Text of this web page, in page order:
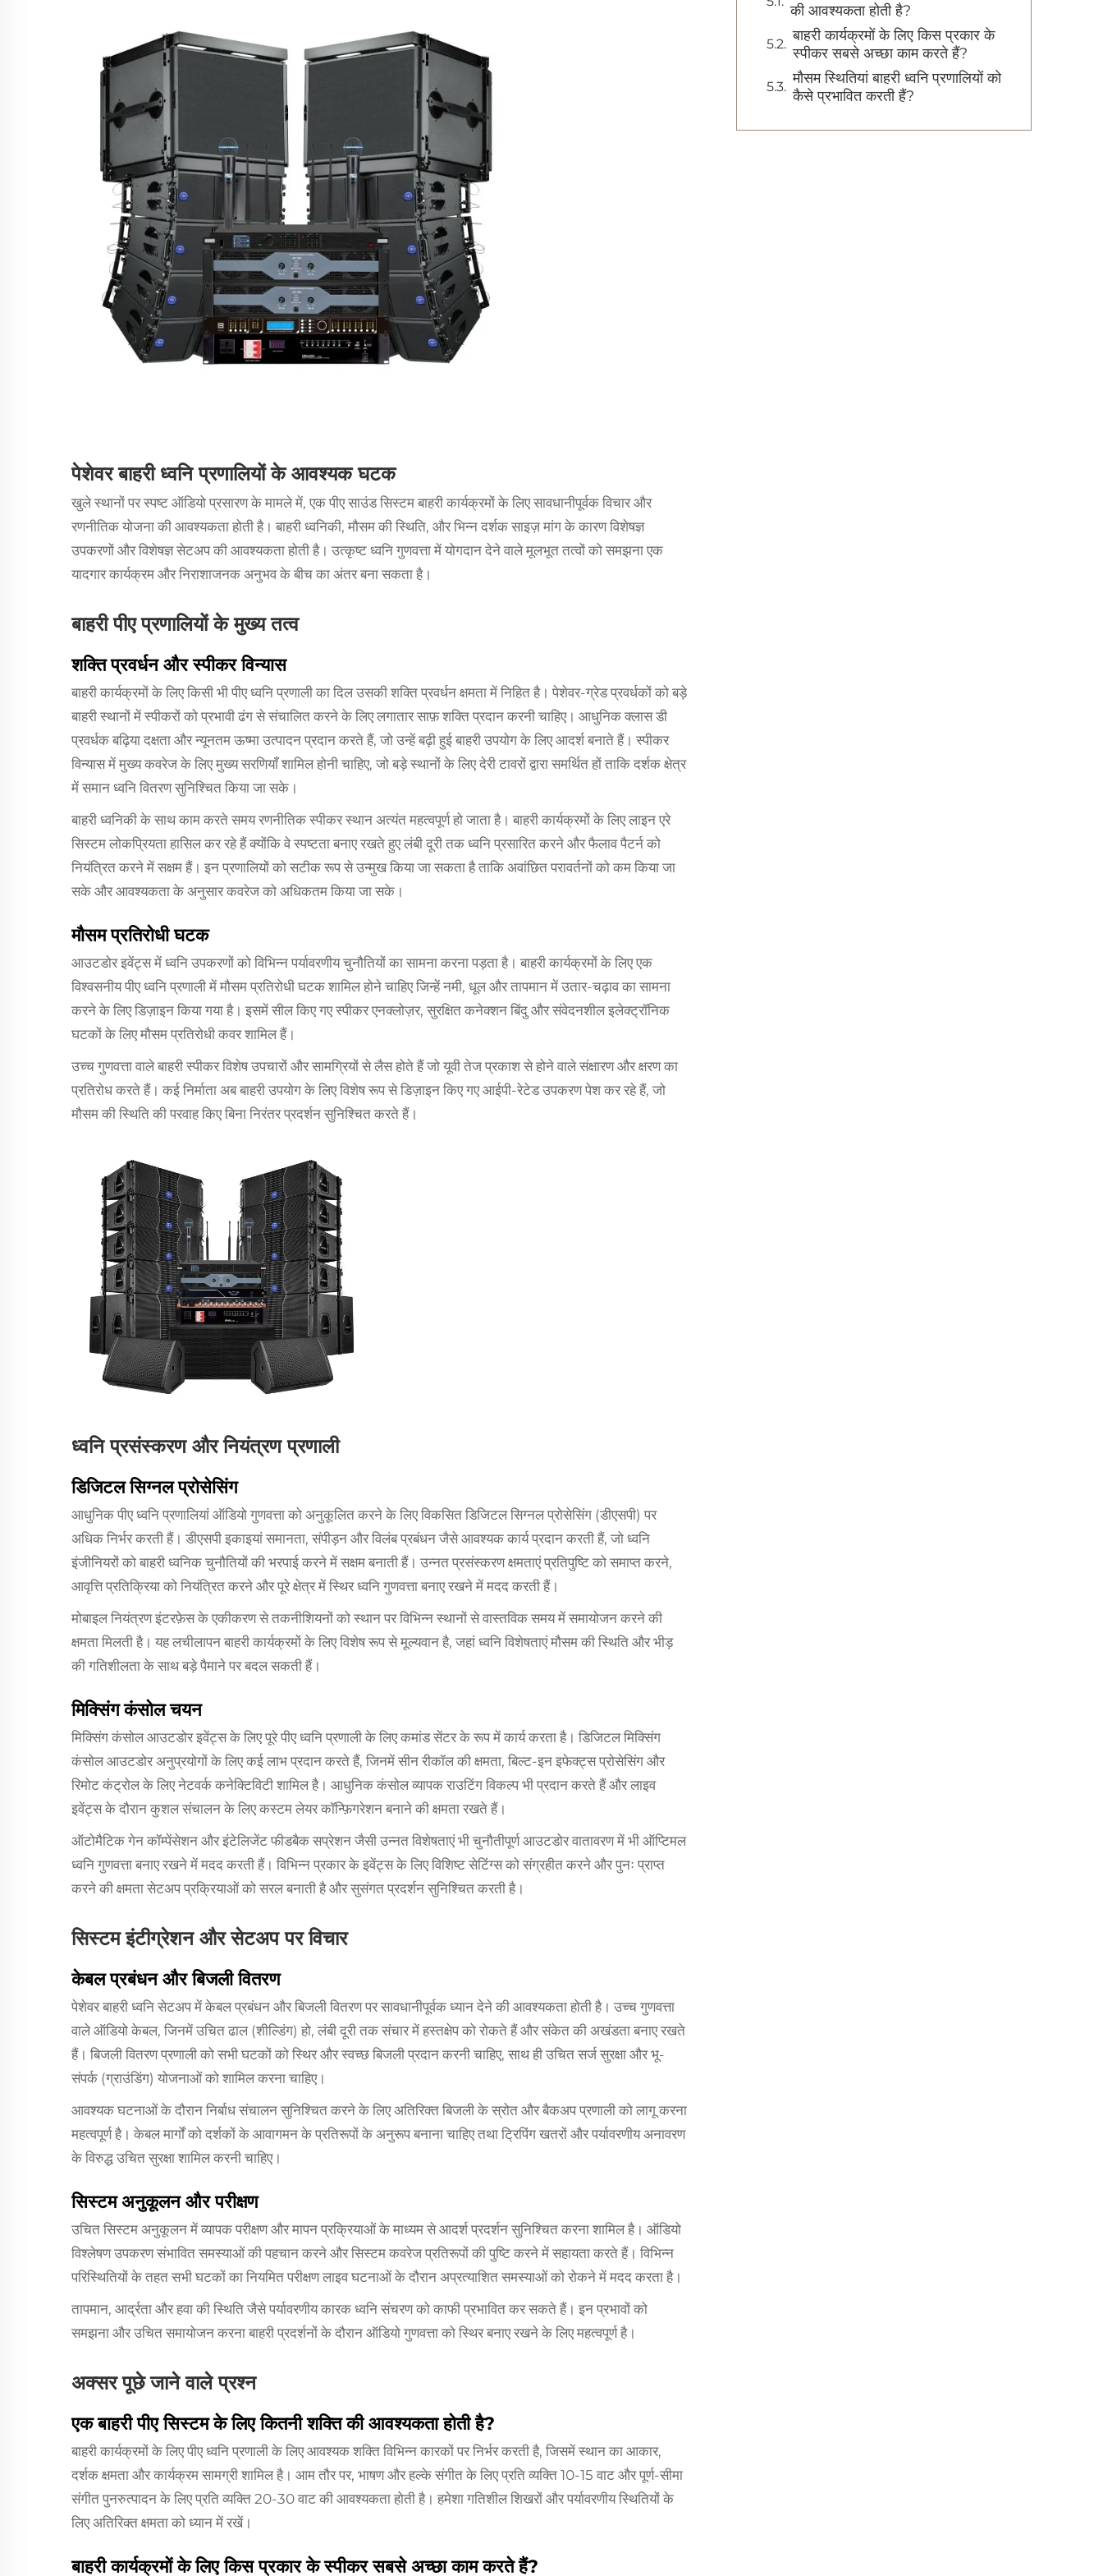
पेशेवर बाहरी ध्वनि प्रणालियों के आवश्यक घटक
खुले स्थानों पर स्पष्ट ऑडियो प्रसारण के मामले में, एक पीए साउंड सिस्टम बाहरी कार्यक्रमों के लिए सावधानीपूर्वक विचार और
रणनीतिक योजना की आवश्यकता होती है। बाहरी ध्वनिकी, मौसम की स्थिति, और भिन्न दर्शक साइज़ मांग के कारण विशेषज्ञ
उपकरणों और विशेषज्ञ सेटअप की आवश्यकता होती है। उत्कृष्ट ध्वनि गुणवत्ता में योगदान देने वाले मूलभूत तत्वों को समझना एक
यादगार कार्यक्रम और निराशाजनक अनुभव के बीच का अंतर बना सकता है।
बाहरी पीए प्रणालियों के मुख्य तत्व
शक्ति प्रवर्धन और स्पीकर विन्यास
बाहरी कार्यक्रमों के लिए किसी भी पीए ध्वनि प्रणाली का दिल उसकी शक्ति प्रवर्धन क्षमता में निहित है। पेशेवर-ग्रेड प्रवर्धकों को बड़े
बाहरी स्थानों में स्पीकरों को प्रभावी ढंग से संचालित करने के लिए लगातार साफ़ शक्ति प्रदान करनी चाहिए। आधुनिक क्लास डी
प्रवर्धक बढ़िया दक्षता और न्यूनतम ऊष्मा उत्पादन प्रदान करते हैं, जो उन्हें बढ़ी हुई बाहरी उपयोग के लिए आदर्श बनाते हैं। स्पीकर
विन्यास में मुख्य कवरेज के लिए मुख्य सरणियाँ शामिल होनी चाहिए, जो बड़े स्थानों के लिए देरी टावरों द्वारा समर्थित हों ताकि दर्शक क्षेत्र
में समान ध्वनि वितरण सुनिश्चित किया जा सके।
बाहरी ध्वनिकी के साथ काम करते समय रणनीतिक स्पीकर स्थान अत्यंत महत्वपूर्ण हो जाता है। बाहरी कार्यक्रमों के लिए लाइन एरे
सिस्टम लोकप्रियता हासिल कर रहे हैं क्योंकि वे स्पष्टता बनाए रखते हुए लंबी दूरी तक ध्वनि प्रसारित करने और फैलाव पैटर्न को
नियंत्रित करने में सक्षम हैं। इन प्रणालियों को सटीक रूप से उन्मुख किया जा सकता है ताकि अवांछित परावर्तनों को कम किया जा
सके और आवश्यकता के अनुसार कवरेज को अधिकतम किया जा सके।
मौसम प्रतिरोधी घटक
आउटडोर इवेंट्स में ध्वनि उपकरणों को विभिन्न पर्यावरणीय चुनौतियों का सामना करना पड़ता है। बाहरी कार्यक्रमों के लिए एक
विश्वसनीय पीए ध्वनि प्रणाली में मौसम प्रतिरोधी घटक शामिल होने चाहिए जिन्हें नमी, धूल और तापमान में उतार-चढ़ाव का सामना
करने के लिए डिज़ाइन किया गया है। इसमें सील किए गए स्पीकर एनक्लोज़र, सुरक्षित कनेक्शन बिंदु और संवेदनशील इलेक्ट्रॉनिक
घटकों के लिए मौसम प्रतिरोधी कवर शामिल हैं।
उच्च गुणवत्ता वाले बाहरी स्पीकर विशेष उपचारों और सामग्रियों से लैस होते हैं जो यूवी तेज प्रकाश से होने वाले संक्षारण और क्षरण का
प्रतिरोध करते हैं। कई निर्माता अब बाहरी उपयोग के लिए विशेष रूप से डिज़ाइन किए गए आईपी-रेटेड उपकरण पेश कर रहे हैं, जो
मौसम की स्थिति की परवाह किए बिना निरंतर प्रदर्शन सुनिश्चित करते हैं।
ध्वनि प्रसंस्करण और नियंत्रण प्रणाली
डिजिटल सिग्नल प्रोसेसिंग
आधुनिक पीए ध्वनि प्रणालियां ऑडियो गुणवत्ता को अनुकूलित करने के लिए विकसित डिजिटल सिग्नल प्रोसेसिंग (डीएसपी) पर
अधिक निर्भर करती हैं। डीएसपी इकाइयां समानता, संपीड़न और विलंब प्रबंधन जैसे आवश्यक कार्य प्रदान करती हैं, जो ध्वनि
इंजीनियरों को बाहरी ध्वनिक चुनौतियों की भरपाई करने में सक्षम बनाती हैं। उन्नत प्रसंस्करण क्षमताएं प्रतिपुष्टि को समाप्त करने,
आवृत्ति प्रतिक्रिया को नियंत्रित करने और पूरे क्षेत्र में स्थिर ध्वनि गुणवत्ता बनाए रखने में मदद करती हैं।
मोबाइल नियंत्रण इंटरफ़ेस के एकीकरण से तकनीशियनों को स्थान पर विभिन्न स्थानों से वास्तविक समय में समायोजन करने की
क्षमता मिलती है। यह लचीलापन बाहरी कार्यक्रमों के लिए विशेष रूप से मूल्यवान है, जहां ध्वनि विशेषताएं मौसम की स्थिति और भीड़
की गतिशीलता के साथ बड़े पैमाने पर बदल सकती हैं।
मिक्सिंग कंसोल चयन
मिक्सिंग कंसोल आउटडोर इवेंट्स के लिए पूरे पीए ध्वनि प्रणाली के लिए कमांड सेंटर के रूप में कार्य करता है। डिजिटल मिक्सिंग
कंसोल आउटडोर अनुप्रयोगों के लिए कई लाभ प्रदान करते हैं, जिनमें सीन रीकॉल की क्षमता, बिल्ट-इन इफेक्ट्स प्रोसेसिंग और
रिमोट कंट्रोल के लिए नेटवर्क कनेक्टिविटी शामिल है। आधुनिक कंसोल व्यापक राउटिंग विकल्प भी प्रदान करते हैं और लाइव
इवेंट्स के दौरान कुशल संचालन के लिए कस्टम लेयर कॉन्फ़िगरेशन बनाने की क्षमता रखते हैं।
ऑटोमैटिक गेन कॉम्पेंसेशन और इंटेलिजेंट फीडबैक सप्रेशन जैसी उन्नत विशेषताएं भी चुनौतीपूर्ण आउटडोर वातावरण में भी ऑप्टिमल
ध्वनि गुणवत्ता बनाए रखने में मदद करती हैं। विभिन्न प्रकार के इवेंट्स के लिए विशिष्ट सेटिंग्स को संग्रहीत करने और पुनः प्राप्त
करने की क्षमता सेटअप प्रक्रियाओं को सरल बनाती है और सुसंगत प्रदर्शन सुनिश्चित करती है।
सिस्टम इंटीग्रेशन और सेटअप पर विचार
केबल प्रबंधन और बिजली वितरण
पेशेवर बाहरी ध्वनि सेटअप में केबल प्रबंधन और बिजली वितरण पर सावधानीपूर्वक ध्यान देने की आवश्यकता होती है। उच्च गुणवत्ता
वाले ऑडियो केबल, जिनमें उचित ढाल (शील्डिंग) हो, लंबी दूरी तक संचार में हस्तक्षेप को रोकते हैं और संकेत की अखंडता बनाए रखते
हैं। बिजली वितरण प्रणाली को सभी घटकों को स्थिर और स्वच्छ बिजली प्रदान करनी चाहिए, साथ ही उचित सर्ज सुरक्षा और भू-
संपर्क (ग्राउंडिंग) योजनाओं को शामिल करना चाहिए।
आवश्यक घटनाओं के दौरान निर्बाध संचालन सुनिश्चित करने के लिए अतिरिक्त बिजली के स्रोत और बैकअप प्रणाली को लागू करना
महत्वपूर्ण है। केबल मार्गों को दर्शकों के आवागमन के प्रतिरूपों के अनुरूप बनाना चाहिए तथा ट्रिपिंग खतरों और पर्यावरणीय अनावरण
के विरुद्ध उचित सुरक्षा शामिल करनी चाहिए।
सिस्टम अनुकूलन और परीक्षण
उचित सिस्टम अनुकूलन में व्यापक परीक्षण और मापन प्रक्रियाओं के माध्यम से आदर्श प्रदर्शन सुनिश्चित करना शामिल है। ऑडियो
विश्लेषण उपकरण संभावित समस्याओं की पहचान करने और सिस्टम कवरेज प्रतिरूपों की पुष्टि करने में सहायता करते हैं। विभिन्न
परिस्थितियों के तहत सभी घटकों का नियमित परीक्षण लाइव घटनाओं के दौरान अप्रत्याशित समस्याओं को रोकने में मदद करता है।
तापमान, आर्द्रता और हवा की स्थिति जैसे पर्यावरणीय कारक ध्वनि संचरण को काफी प्रभावित कर सकते हैं। इन प्रभावों को
समझना और उचित समायोजन करना बाहरी प्रदर्शनों के दौरान ऑडियो गुणवत्ता को स्थिर बनाए रखने के लिए महत्वपूर्ण है।
अक्सर पूछे जाने वाले प्रश्न
एक बाहरी पीए सिस्टम के लिए कितनी शक्ति की आवश्यकता होती है?
बाहरी कार्यक्रमों के लिए पीए ध्वनि प्रणाली के लिए आवश्यक शक्ति विभिन्न कारकों पर निर्भर करती है, जिसमें स्थान का आकार,
दर्शक क्षमता और कार्यक्रम सामग्री शामिल है। आम तौर पर, भाषण और हल्के संगीत के लिए प्रति व्यक्ति 10-15 वाट और पूर्ण-सीमा
संगीत पुनरुत्पादन के लिए प्रति व्यक्ति 20-30 वाट की आवश्यकता होती है। हमेशा गतिशील शिखरों और पर्यावरणीय स्थितियों के
लिए अतिरिक्त क्षमता को ध्यान में रखें।
बाहरी कार्यक्रमों के लिए किस प्रकार के स्पीकर सबसे अच्छा काम करते हैं?
की आवश्यकता होती है?
बाहरी कार्यक्रमों के लिए किस प्रकार के
स्पीकर सबसे अच्छा काम करते हैं?
मौसम स्थितियां बाहरी ध्वनि प्रणालियों को
कैसे प्रभावित करती हैं?